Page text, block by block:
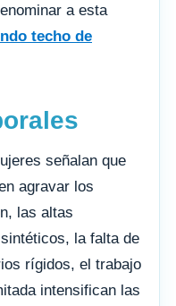
a esta
techo de
señalan que
agravar los
las altas
la falta de
rígidos, el trabajo
intensifican las